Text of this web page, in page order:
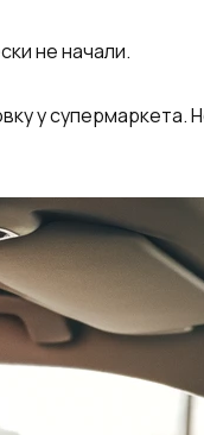
не начали.
у супермаркета.